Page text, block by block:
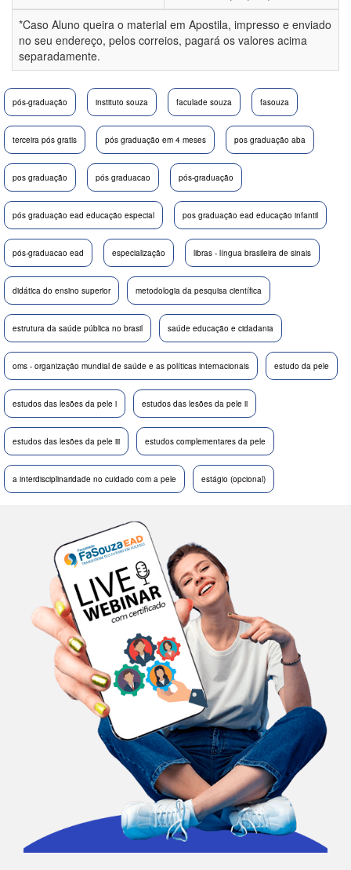
*Caso Aluno queira o material em Apostila, impresso e enviado
no seu endereço, pelos correios, pagará os valores acima
separadamente.
pós-graduação instituto souza faculade souza fasouza
terceira pós gratis pós graduação em 4 meses pos graduação aba
pos graduação pós graduacao pós-graduação
pós graduação ead educação especial pos graduação ead educação infantil
pós-graduacao ead especialização libras - língua brasileira de sinais
didática do ensino superior metodologia da pesquisa científica
estrutura da saúde pública no brasil saúde educação e cidadania
oms - organização mundial de saúde e as políticas internacionais estudo da pele
estudos das lesões da pele i estudos das lesões da pele ii
estudos das lesões da pele iii estudos complementares da pele
a interdisciplinaridade no cuidado com a pele estágio (opcional)